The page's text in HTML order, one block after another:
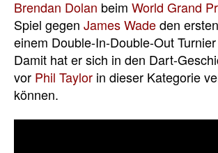
Brendan Dolan beim World Grand
Spiel gegen James Wadeden
einem Double-In-Double-Out
Damit hat er sich in den Dart-
vor Phil Taylor in dieser Kategorie
können.